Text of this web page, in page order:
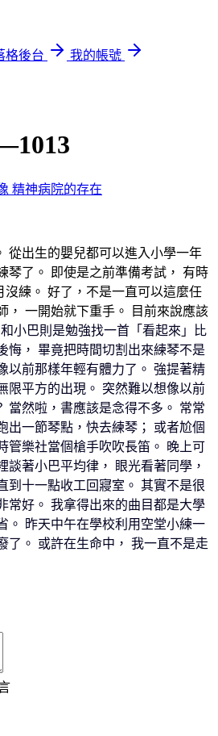
格後台
我的帳號
精神病院的存在
從出生的嬰兒都可以進入小學一年
琴了。 即使是之前準備考試， 有時
沒練。 好了，不是一直可以這麼任
， 一開始就下重手。 目前來說應該
小巴則是勉強找一首「看起來」比
悔， 畢竟把時間切割出來練琴不是
以前那樣年輕有體力了。 強提著精
限平方的出現。 突然難以想像以前
當然啦，書應該是念得不多。 常常
出一節琴點，快去練琴； 或者尬個
管樂社當個槍手吹吹長笛。 晚上可
談著小巴平均律， 眼光看著同學，
到十一點收工回寢室。 其實不是很
常好。 我拿得出來的曲目都是大學
。 昨天中午在學校利用空堂小練一
了。 或許在生命中， 我一直不是走